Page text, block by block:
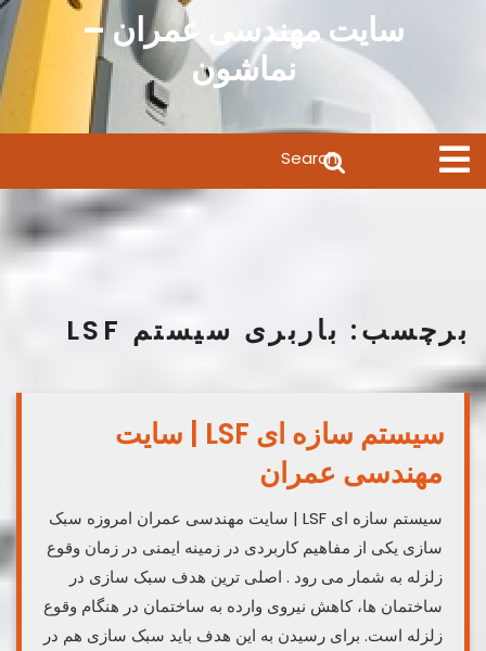
سایت مهندسی عمران –
نماشون
Open
Menu
for:
برچسب: باربری سیستم LSF
سیستم سازه ای LSF | سایت
مهندسی عمران
سیستم سازه ای LSF | سایت مهندسی عمران امروزه سبک
سازی یکی از مفاهیم کاربردی در زمینه ایمنی در زمان وقوع
زلزله به شمار می رود . اصلی ترین هدف سبک سازی در
ساختمان ها، کاهش نیروی وارده به ساختمان در هنگام وقوع
زلزله است. برای رسیدن به این هدف باید سبک سازی هم در